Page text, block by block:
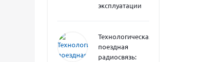
эксплуатации
Технологическая
поездная
радиосвязь: